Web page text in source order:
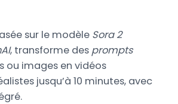
sur le modèle Sora 2
, transforme des prompts
ou images en vidéos
jusqu’à 10 minutes, avec